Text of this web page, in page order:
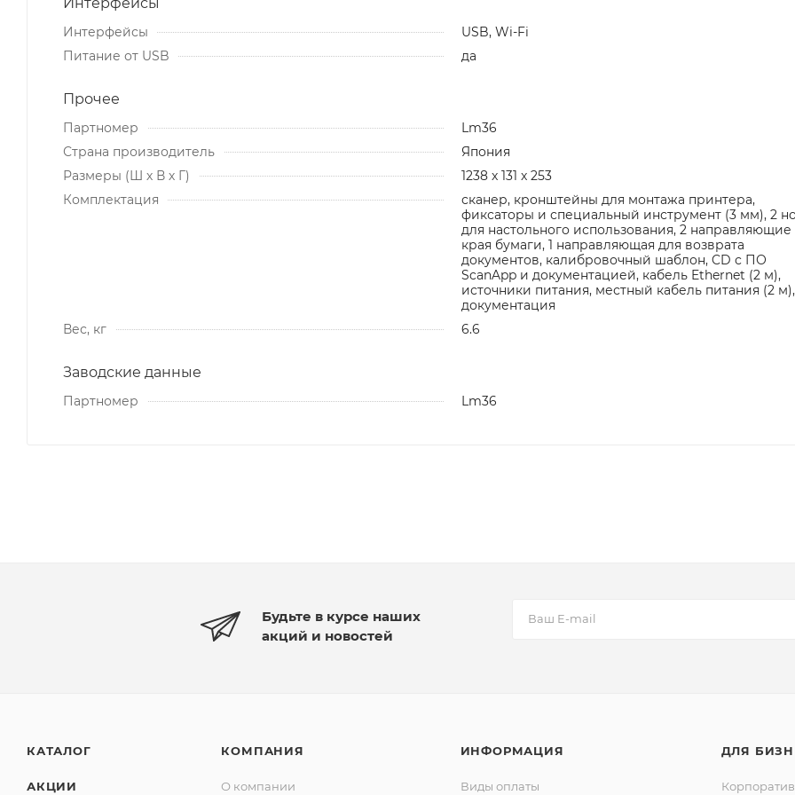
Интерфейсы
USB, Wi-Fi
Питание от USB
да
Прочее
Партномер
Lm36
Страна производитель
Япония
Размеры (Ш х В х Г)
1238 x 131 x 253
Комплектация
сканер, кронштейны для монтажа принтера,
фиксаторы и специальный инструмент (3 мм), 2
для настольного использования, 2 направляющие
края бумаги, 1 направляющая для возврата
документов, калибровочный шаблон, CD с ПО
ScanApp и документацией, кабель Ethernet (2 м),
источники питания, местный кабель питания (2 м),
документация
Вес, кг
6.6
Заводские данные
Партномер Lm36
Будьте в курсе наших
акций и новостей
КАТАЛОГ
АКЦИИ
КОМПАНИЯ
О компании
ИНФОРМАЦИЯ
Виды оплаты
ДЛЯ